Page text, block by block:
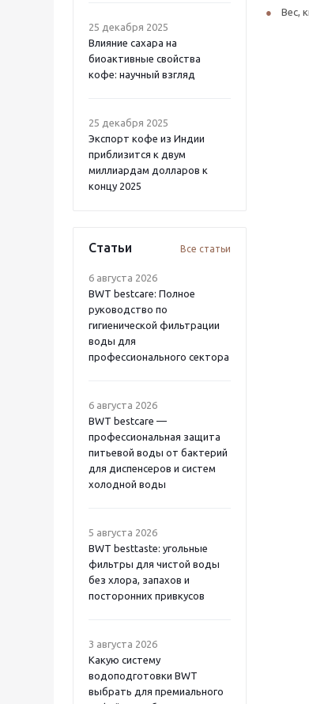
25 декабря 2025
Влияние сахара на
биоактивные свойства
кофе: научный взгляд
25 декабря 2025
Экспорт кофе из Индии
приблизится к двум
миллиардам долларов к
концу 2025
Статьи Все статьи
6 августа 2026
BWT bestcare: Полное
руководство по
гигиенической фильтрации
воды для
профессионального сектора
6 августа 2026
BWT bestcare —
профессиональная защита
питьевой воды от бактерий
для диспенсеров и систем
холодной воды
5 августа 2026
BWT besttaste: угольные
фильтры для чистой воды
без хлора, запахов и
посторонних привкусов
3 августа 2026
Какую систему
водоподготовки BWT
выбрать для премиального
Вес,